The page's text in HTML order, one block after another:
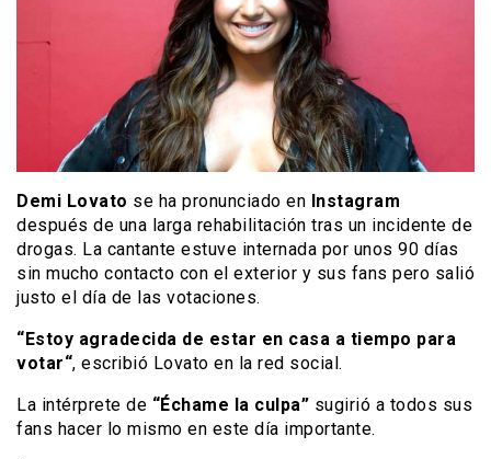
Demi Lovato se ha pronunciado en Instagram
después de una larga rehabilitación tras un incidente de
drogas. La cantante estuve internada por unos 90 días
sin mucho contacto con el exterior y sus fans pero salió
justo el día de las votaciones.
“Estoy agradecida de estar en casa a tiempo para
votar“, escribió Lovato en la red social.
La intérprete de “Échame la culpa” sugirió a todos sus
fans hacer lo mismo en este día importante.